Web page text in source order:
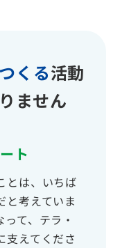
くる活動
ません
ト
とは、いちば
と考えていま
て、テラ・
支えてくださ